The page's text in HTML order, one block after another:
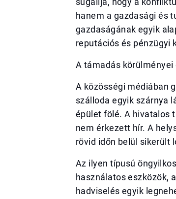
hanem a gazdasági és
gazdaságának egyik
reputációs és pénzügyi
A támadás
A közösségi médiában
szálloda egyik szárnya
épület fölé. A hivatalos
nem érkezett hír. A
rövid időn belül sikerült
Az ilyen típusú
használatos eszközök,
hadviselés egyik